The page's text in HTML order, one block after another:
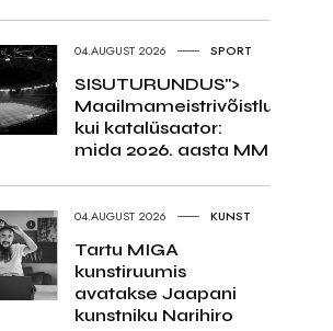
04.AUGUST 2026 SPORT
SISUTURUNDUS">
Maailmameistrivõistlused
kui katalüsaator:
mida 2026. aasta MM
04.AUGUST 2026 KUNST
Tartu MIGA
kunstiruumis
avatakse Jaapani
kunstniku Narihiro